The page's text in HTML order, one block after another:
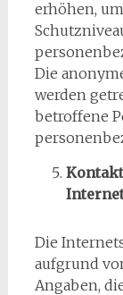
erhöhen,
Die
werden
betroffene
Die
aufgrund
Angaben,